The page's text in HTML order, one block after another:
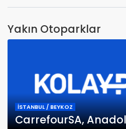
Yakın Otoparklar
İSTANBUL / BEYKOZ
CarrefourSA,